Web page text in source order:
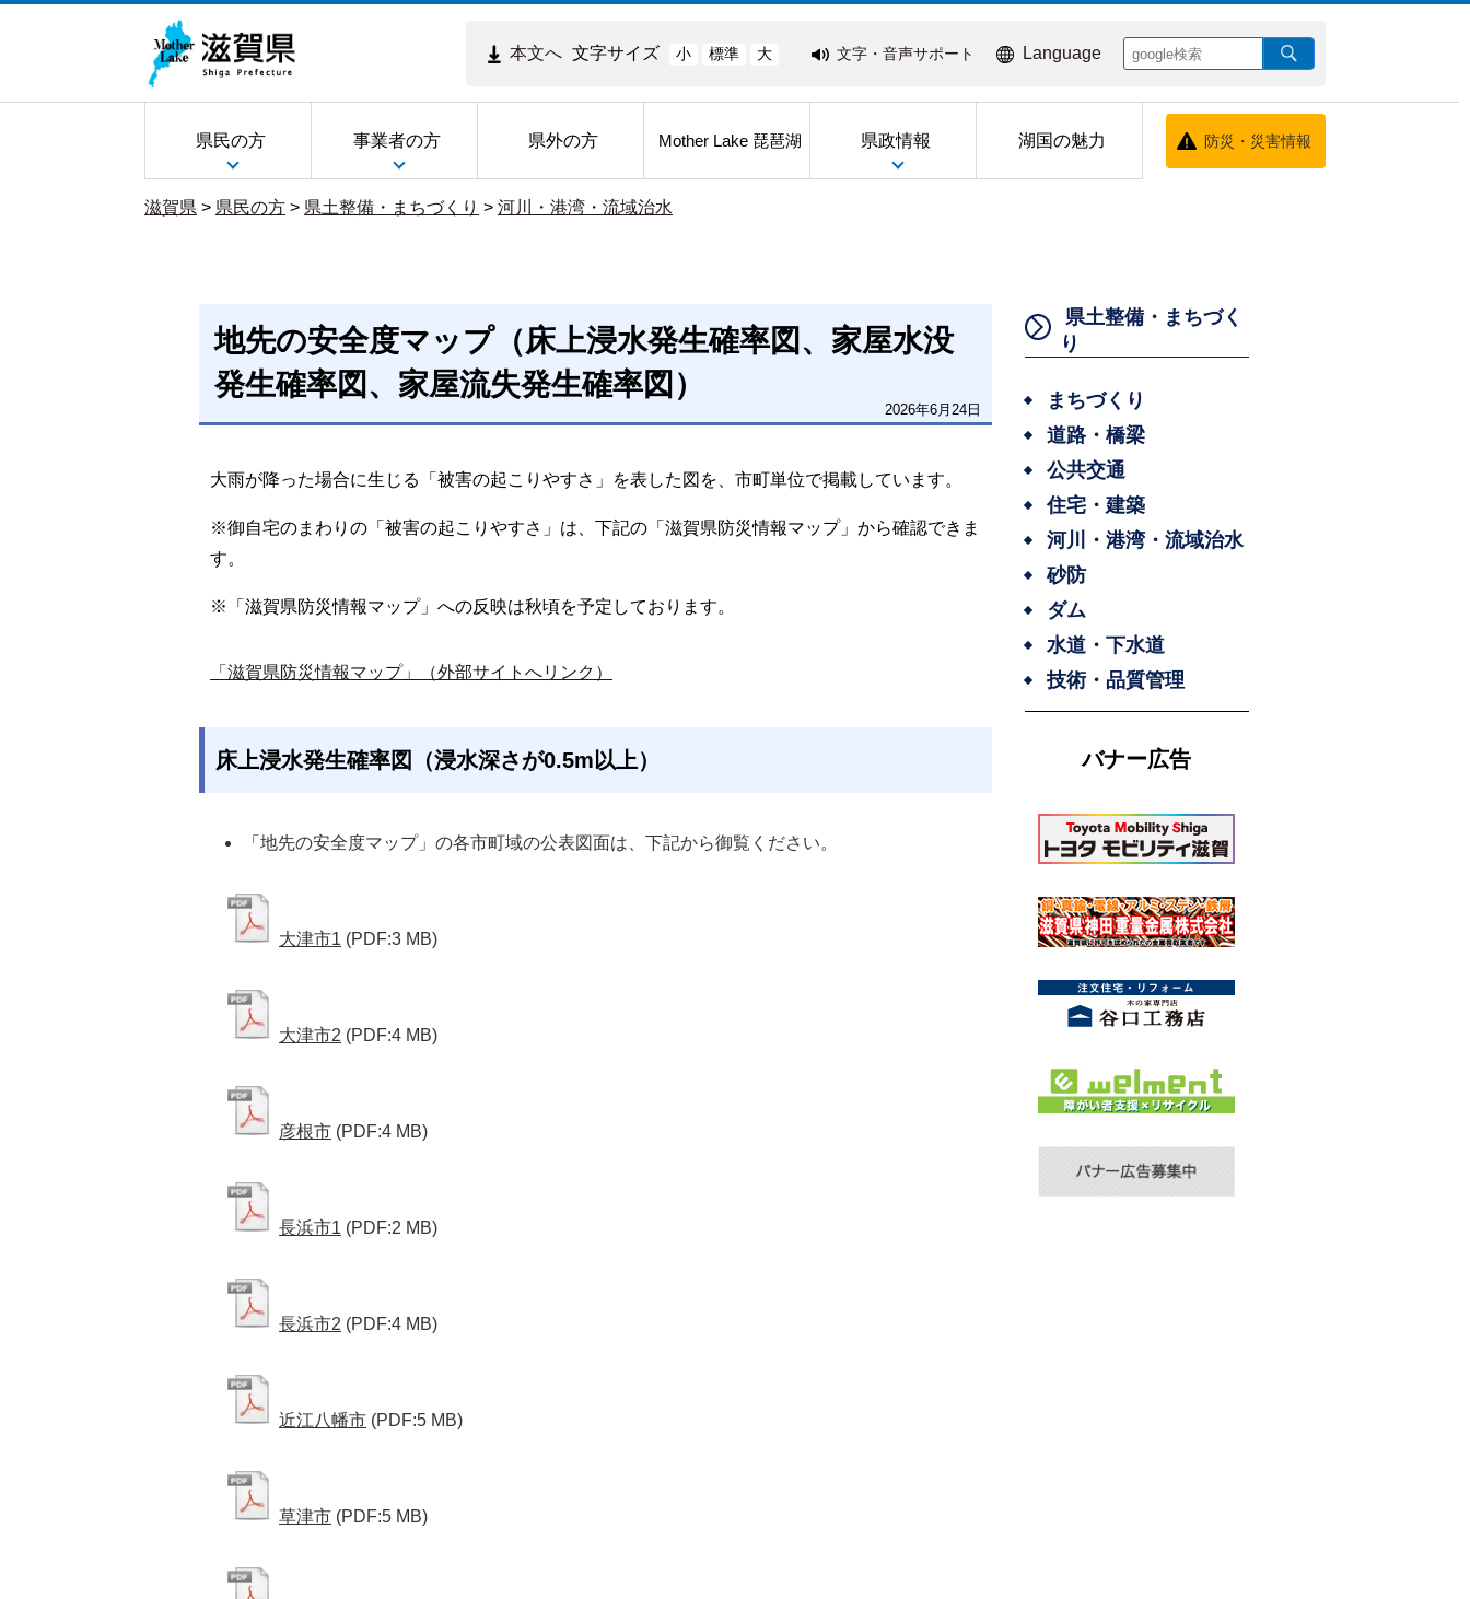
本文へ 文字サイズ 小 標準 大 文字・音声サポート Language
県民の方 事業者の方 県外の方 Mother Lake 琵琶湖 県政情報 湖国の魅力 防災・災害情報
滋賀県 > 県民の方 > 県土整備・まちづくり > 河川・港湾・流域治水
地先の安全度マップ（床上浸水発生確率図、家屋水没
発生確率図、家屋流失発生確率図）
2026年6月24日
大雨が降った場合に生じる「被害の起こりやすさ」を表した図を、市町単位で掲載しています。
※御自宅のまわりの「被害の起こりやすさ」は、下記の「滋賀県防災情報マップ」から確認できま
す。
※「滋賀県防災情報マップ」への反映は秋頃を予定しております。
「滋賀県防災情報マップ」（外部サイトへリンク）
床上浸水発生確率図（浸水深さが0.5m以上）
「地先の安全度マップ」の各市町域の公表図面は、下記から御覧ください。
大津市1 (PDF:3 MB)
大津市2 (PDF:4 MB)
彦根市 (PDF:4 MB)
長浜市1 (PDF:2 MB)
長浜市2 (PDF:4 MB)
近江八幡市 (PDF:5 MB)
草津市 (PDF:5 MB)
県土整備・まちづく
り
まちづくり
道路・橋梁
公共交通
住宅・建築
河川・港湾・流域治水
砂防
ダム
水道・下水道
技術・品質管理
バナー広告